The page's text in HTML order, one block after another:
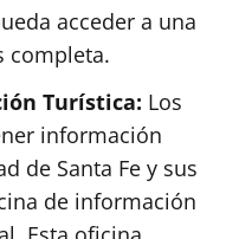
acceder a una
completa.
Turística: Los
información
de Santa Fe y sus
de información